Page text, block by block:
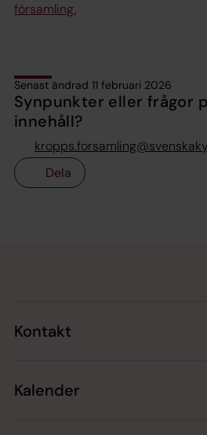
församling.
Senast ändrad 11 februari 2026
Synpunkter eller frågor
innehåll?
Dela
Kontakt
Kalender